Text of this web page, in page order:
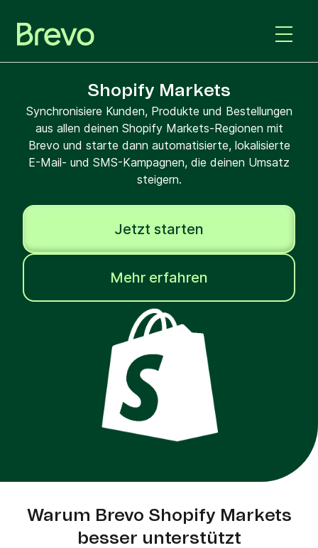
Shopify Markets
Synchronisiere Kunden, Produkte und Bestellungen
aus allen deinen Shopify Markets-Regionen mit
Brevo und starte dann automatisierte, lokalisierte
E-Mail- und SMS-Kampagnen, die deinen Umsatz
steigern.
Jetzt starten
Mehr erfahren
Warum Brevo Shopify Markets
besser unterstützt